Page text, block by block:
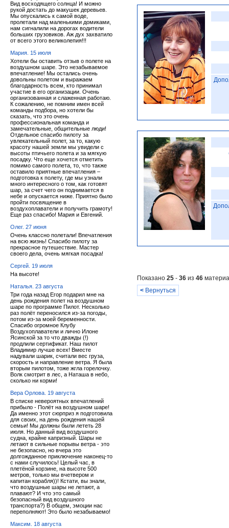
Вид восходящего солнца! И можно
рукой достать до макушек деревьев.
Мы опускались к самой воде,
пролетали над маленькими домиками,
нам сигналили на дорогах водители
больших грузовиков. Аж дух захватило
от всего этого великолепия!!!
Мария. 15 июля
Хотели бы оставить отзыв о полете на
воздушном шаре. Это незабываемое
впечатление! Мы остались очень
довольны полетом и выражаем
благодарность всем, кто принимал
участие в его организации. Очень
организованная и слаженная работаю.
К сожалению, не помним имен всей
команды подбора, но хотели бы
сказать, что это очень
профессиональная команда и
замечательные, общительные люди!
Отдельное спасибо пилоту за
увлекательный полет, за то, какую
красоту нашей земли мы увидели с
высоты птичьего полета и за мягкую
посадку. Что еще хочется отметить
помимо самого полета, то, что также
оставило приятные впечатления –
подготовка к полету, где мы узнали
много интересного о том, как готовят
шар, за счет чего он поднимается в
небе и опускается ниже. Приятно было
пройти посвящение в
воздухоплаватели и получить грамоту!
Еще раз спасибо! Мария и Евгений.
Олег. 27 июня
Очень классно полетали! Впечатления
на всю жизнь! Спасибо пилоту за
прекрасное путешествие. Мастер
своего дела, очень мягкая посадка!
Сергей. 19 июля
На высоте!
Наталья. 23 августа
Три года назад Егор подарил мне на
день рождения полет на воздушном
шаре по программе Пилот. Несколько
раз полёт переносился из-за погоды,
потом из-за моей беременности.
Спасибо огромное Клубу
Воздухоплаватели и лично Илоне
Ясинской за то что дважды (!)
продлили сертификат. Наш пилот
Владимир лучше всех! Вместе
надували шарик, считали вес груза,
скорость и направление ветра. Я была
вторым пилотом, тоже жгла горелочку.
Волк смотрит в лес, а Наташа в небо,
сколько ни корми!
Вера Орлова. 19 августа
В списке невероятных впечатлений
прибыло - Полёт на воздушном шаре!
Да именно этот сюрприз я подготовила
для своих, на день рождения нашей
семьи! Мы должны были лететь 28
июля. Но данный вид воздушного
судна, крайне капризный. Шары не
летают в сильные порывы ветра - это
не безопасно, но вчера это
долгожданное приключение наконец-то
с нами случилось! Целый час, в
плетёной корзине, на высоте 500
метров, только мы вчетвером и
капитан корабля))! Кстати, вы знали,
что воздушные шары не летают, а
плавают? И что это самый
безопасный вид воздушного
транспорта?) В общем, эмоции нас
переполняют! Это было незабываемо!
Максим. 18 августа
Показано 25 - 36 из 46
< Вернуться